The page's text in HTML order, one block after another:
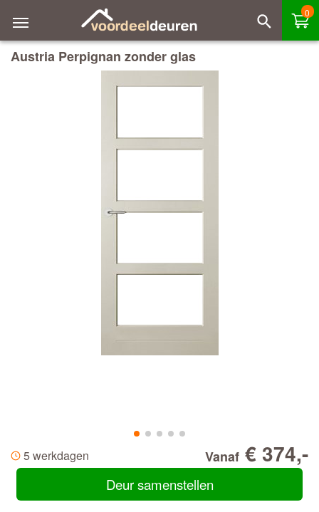
0
Austria Perpignan zonder glas
5 werkdagen Vanaf € 374,-
Deur samenstellen